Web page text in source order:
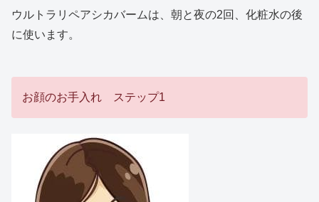
ウルトラリペアシカバームは、朝と夜の2回、化粧水の後
に使います。
お顔のお手入れ ステップ1